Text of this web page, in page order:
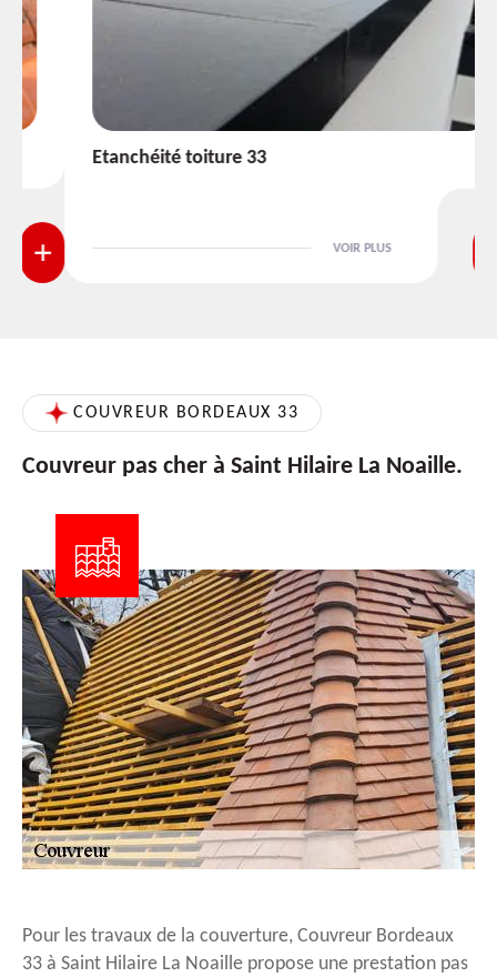
Etanchéité toiture 33
VOIR PLUS
COUVREUR BORDEAUX 33
Couvreur pas cher à Saint Hilaire La Noaille.
Pour les travaux de la couverture, Couvreur Bordeaux
33 à Saint Hilaire La Noaille propose une prestation pas